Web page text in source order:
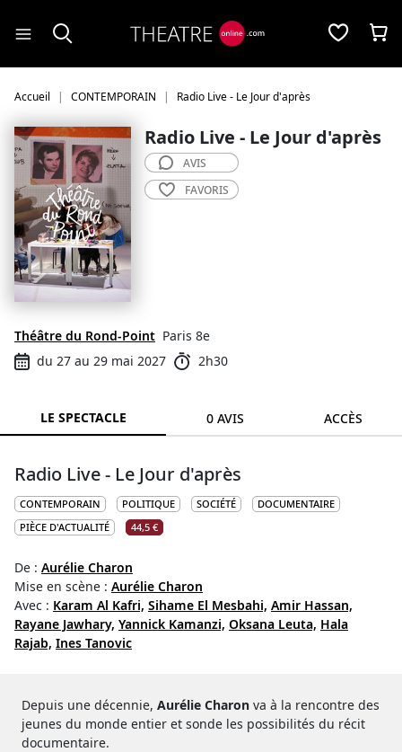
Accueil CONTEMPORAIN Radio Live - Le Jour d'après
Radio Live - Le Jour d'après
Théâtre du Rond-Point Paris 8e
du 27 au 29 mai 2027
2h30
AVIS
FAVORIS
LE SPECTACLE 0 AVIS ACCÈS
Radio Live - Le Jour d'après
CONTEMPORAIN POLITIQUE SOCIÉTÉ
DOCUMENTAIRE
PIÈCE D'ACTUALITÉ
44,5 €
De : Aurélie Charon
Mise en scène : Aurélie Charon
Avec : Karam Al Kafri, Sihame El Mesbahi, Amir Hassan,
Rayane Jawhary, Yannick Kamanzi, Oksana Leuta, Hala
Rajab, Ines Tanovic
Depuis une décennie, Aurélie Charon va à la rencontre des
jeunes du monde entier et sonde les possibilités du récit
documentaire.